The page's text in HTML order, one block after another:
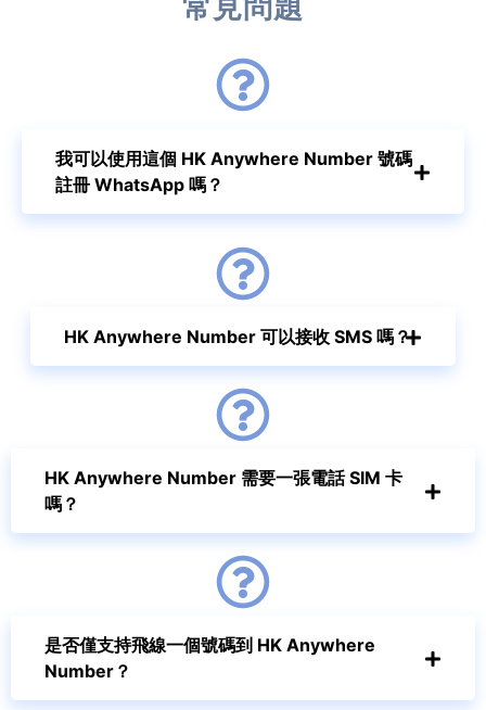
常見問題
我可以使用這個 HK Anywhere Number 號碼
註冊 WhatsApp 嗎？
HK Anywhere Number 可以接收 SMS 嗎？
HK Anywhere Number 需要一張電話 SIM 卡
嗎？
是否僅支持飛線一個號碼到 HK Anywhere
Number？